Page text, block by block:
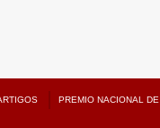
PREMIO NACIONAL